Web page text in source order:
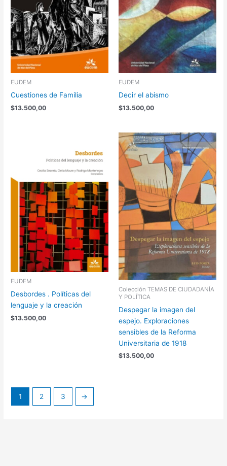
EUDEM
Cuestiones de Familia
$13.500,00
EUDEM
Decir el abismo
$13.500,00
EUDEM
Desbordes . Políticas del
lenguaje y la creación
$13.500,00
Colección TEMAS DE CIUDADANÍA
Y POLÍTICA
Despegar la imagen del
espejo. Exploraciones
sensibles de la Reforma
Universitaria de 1918
$13.500,00
1 2 3 →